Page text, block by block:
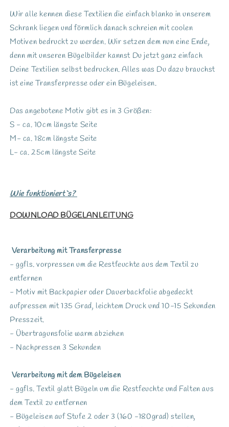
Wir alle kennen diese Textilien die einfach blanko in unserem
Schrank liegen und förmlich danach schreien mit coolen
Motiven bedruckt zu werden. Wir setzen dem nun eine Ende,
denn mit unseren Bügelbilder kannst Du jetzt ganz einfach
Deine Textilien selbst bedrucken. Alles was Du dazu brauchst
ist eine Transferpresse oder ein Bügeleisen.
Das angebotene Motiv gibt es in 3 Größen:
S - ca. 10cm längste Seite
M- ca. 18cm längste Seite
L- ca. 25cm längste Seite
Wie funktioniert`s?
DOWNLOAD BÜGELANLEITUNG
Verarbeitung mit Transferpresse
- ggfls. vorpressen um die Restfeuchte aus dem Textil zu
entfernen
- Motiv mit Backpapier oder Dauerbackfolie abgedeckt
aufpressen mit 135 Grad, leichtem Druck und 10-15 Sekunden
Presszeit.
- Übertragunsfolie warm abziehen
- Nachpressen 3 Sekunden
Verarbeitung mit dem Bügeleisen
- ggfls. Textil glatt Bügeln um die Restfeuchte und Falten aus
dem Textil zu entfernen
- Bügeleisen auf Stufe 2 oder 3 (160 -180grad) stellen,